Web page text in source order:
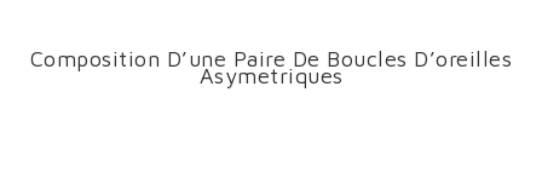
Composition D’une Paire De Boucles D’oreilles
Asymetriques